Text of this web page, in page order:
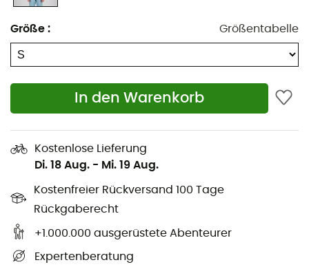
Größe : Größentabelle
In den Warenkorb
Kostenlose Lieferung
Di. 18 Aug. - Mi. 19 Aug.
Kostenfreier Rückversand 100 Tage
Rückgaberecht
+1.000.000 ausgerüstete Abenteurer
Expertenberatung
Zwei Brusttaschen vorne mit wasserdichten
Reißverschlüssen, die für den Einsatz mit einem
Klettergurt konzipiert sind
Innere Reißverschlusstasche
Innere Netztasche
Ärmel mit Klettverschluss
Hergestellt aus Pertex® Shield Revolve
Hergestellt aus 100% recyceltem Gewebe
Hauptstoff: 100% Polyester